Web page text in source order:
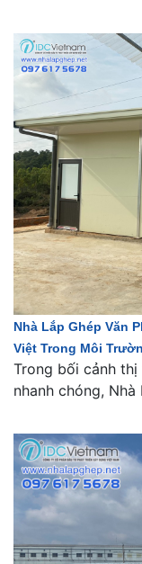
Nhà Lắp Ghép Văn
Việt Trong Môi
Trong bối cảnh
nhanh chóng, Nhà